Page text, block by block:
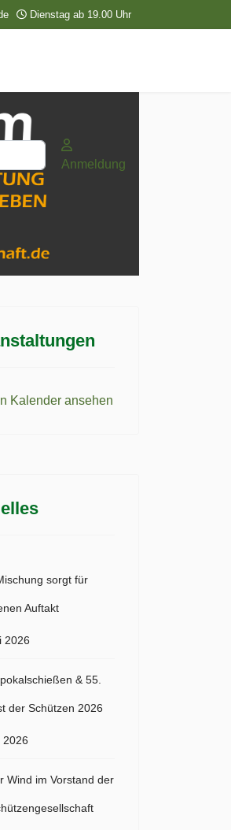
Dienstag ab 19.00 Uhr
Anmeldung
Kalender ansehen
sorgt für
Auftakt
2026
& 55.
der Schützen 2026
2026
Wind im Vorstand der